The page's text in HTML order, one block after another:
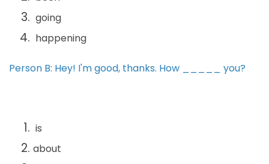
going
happening
Person B: Hey! I'm good, thanks. How _____ you?
is
about